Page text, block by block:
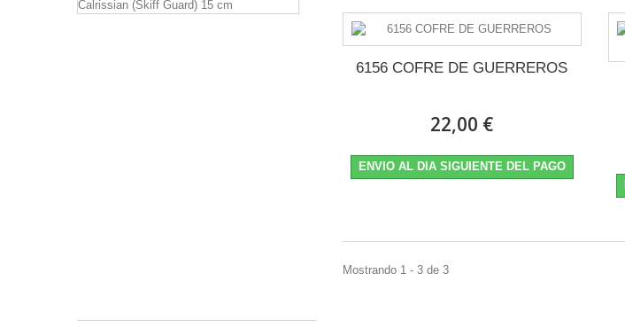
Episode
Black
Guard)
25,49 €
29,99
6156 COFRE DE GUERREROS
22,00 €
ENVIO AL DIA SIGUIENTE DEL PAGO
Mostrando 1 - 3 de 3